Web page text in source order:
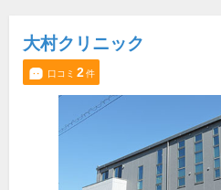
大村クリニック
口コミ 2件